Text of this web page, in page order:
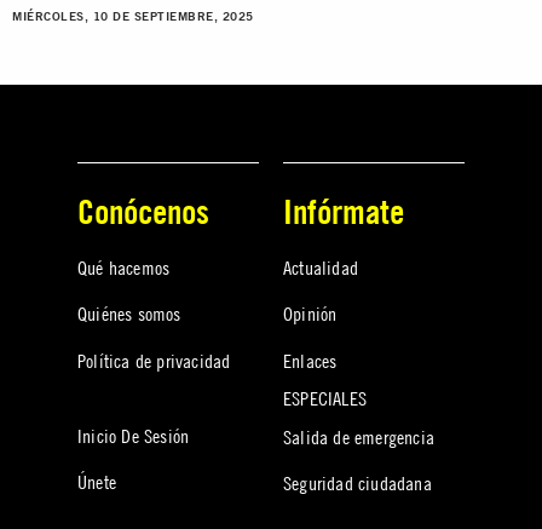
MIÉRCOLES, 10 DE SEPTIEMBRE, 2025
Conócenos
Qué hacemos
Quiénes somos
Política de privacidad
Inicio De Sesión
Únete
Infórmate
Actualidad
Opinión
Enlaces
ESPECIALES
Salida de emergencia
Seguridad ciudadana